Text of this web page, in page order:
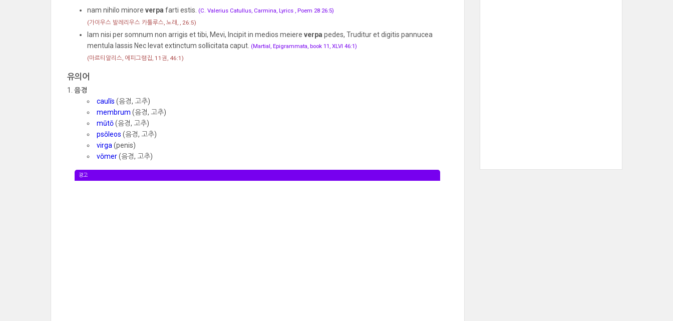
nam nihilo minore verpa farti estis. (C. Valerius Catullus, Carmina, Lyrics , Poem 28 26:5)
(가이우스 발레리우스 카툴루스, 노래, , 26:5)
Iam nisi per somnum non arrigis et tibi, Mevi, Incipit in medios meiere verpa pedes, Truditur et digitis pannucea
mentula lassis Nec levat extinctum sollicitata caput. (Martial, Epigrammata, book 11, XLVI 46:1)
(마르티알리스, 에피그램집, 11권, 46:1)
유의어
음경
caulīs (음경, 고추)
membrum (음경, 고추)
mūtō(음경, 고추)
psōleos (음경, 고추)
virga (penis)
vōmer(음경, 고추)
광고